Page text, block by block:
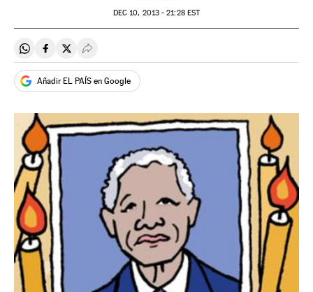
DEC 10, 2013 - 21:28EST
Compartir en Whatsapp
Compartir en Facebook
Compartir en Twitter
Desplegar Redes Sociales
Añadir EL PAÍS en Google